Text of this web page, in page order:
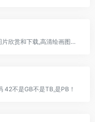
中华珍宝馆提供中国历代高清书法图片欣赏和下载,高清绘画图片欣赏和下载
42不是GB不是TB,是PB！